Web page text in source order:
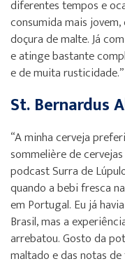
diferentes tempos e
consumida mais
doçura de malte. Já
e atinge bastante
e de muita rusticidade.”
St. Bernardus
“A minha cerveja
sommelière de
podcast Surra de
quando a bebi fresca
em Portugal. Eu já
Brasil, mas a
arrebatou. Gosto da
maltado e das notas de